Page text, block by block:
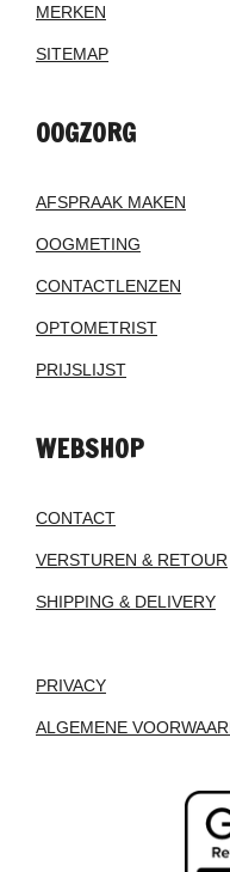
MERKEN
SITEMAP
OOGZORG
AFSPRAAK MAKEN
OOGMETING
CONTACTLENZEN
OPTOMETRIST
PRIJSLIJST
WEBSHOP
CONTACT
VERSTUREN & RETOUR
SHIPPING & DELIVERY
PRIVACY
ALGEMENE